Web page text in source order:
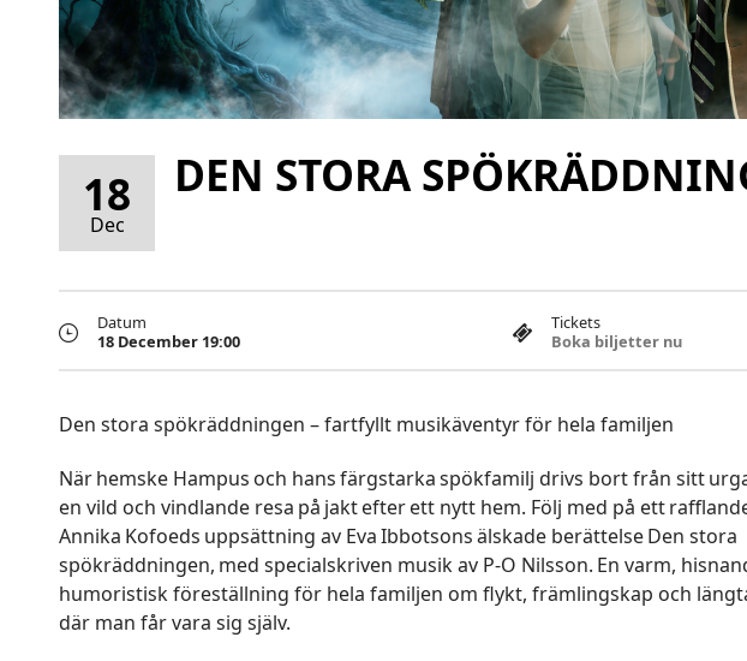
18
Dec
DEN STORA
Datum
18 December 19:00
Tickets
Boka biljetter nu
Den stora spökräddningen – fartfyllt musikäventyr för hela familjen
När hemske Hampus och hans färgstarka spökfamilj drivs bort från sitt
en vild och vindlande resa på jakt efter ett nytt hem. Följ med på ett
Annika Kofoeds uppsättning av Eva Ibbotsons älskade berättelse Den stora
spökräddningen, med specialskriven musik av P-O Nilsson. En varm,
humoristisk föreställning för hela familjen om flykt, främlingskap och
där man får vara sig själv.